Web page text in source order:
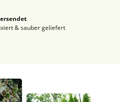
& sauber geliefert